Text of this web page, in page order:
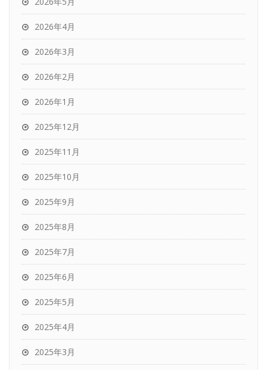
2026年4月
2026年3月
2026年2月
2026年1月
2025年12月
2025年11月
2025年10月
2025年9月
2025年8月
2025年7月
2025年6月
2025年5月
2025年4月
2025年3月